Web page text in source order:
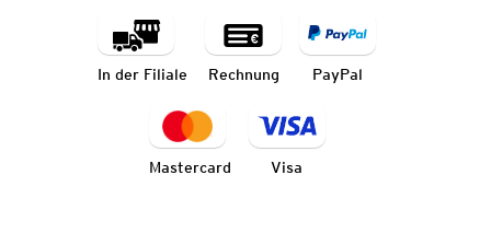
In der Filiale Rechnung PayPal
Mastercard Visa